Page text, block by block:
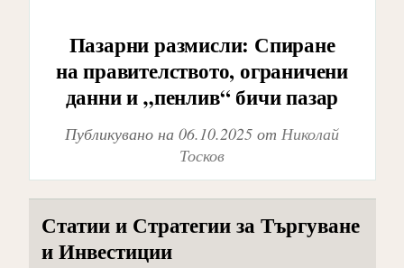
Пазарни размисли: Спиране
на правителството, ограничени
данни и „пенлив“ бичи пазар
Публикувано на 06.10.2025 от Николай
Тосков
Статии и Стратегии за Търгуване
и Инвестиции